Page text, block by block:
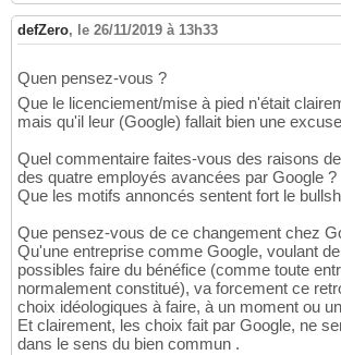
defZero, le 26/11/2019 à 13h33
Quen pensez-vous ?
Que le licenciement/mise à pied n'était
mais qu'il leur (Google) fallait bien une
Quel commentaire faites-vous des raisons
des quatre employés avancées par Google ?
Que les motifs annoncés sentent fort le
Que pensez-vous de ce changement chez
Qu'une entreprise comme Google, voulant
possibles faire du bénéfice (comme toute
normalement constitué), va forcement ce
choix idéologiques à faire, à un moment ou
Et clairement, les choix fait par Google, ne
dans le sens du bien commun .